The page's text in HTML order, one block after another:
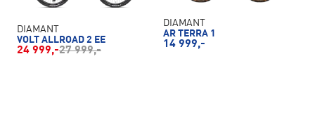
DIAMANT
VOLT ALLROAD 2 EE
24 999,-27 999,-
DIAMANT
AR TERRA 1
14 999,-